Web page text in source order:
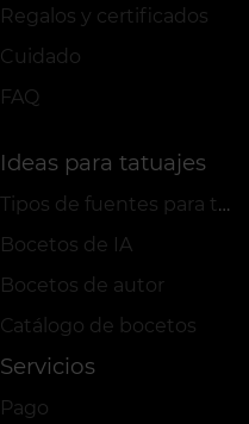
Regalos y certificados
Cuidado
FAQ
Ideas para tatuajes
Tipos de fuentes para tatuajes
Bocetos de IA
Bocetos de autor
Сatálogo de bocetos
Servicios
Pago